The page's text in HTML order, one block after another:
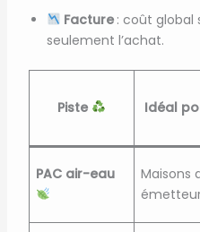
Facture : coût global
seulement l’achat.
Piste Idéal
PAC air-eau
Maisons